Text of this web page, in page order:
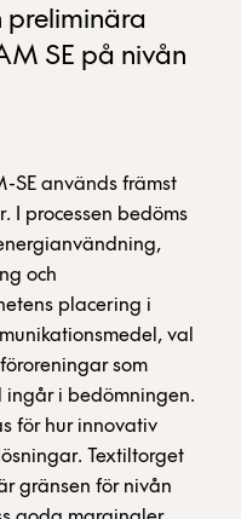
preliminära
SE på nivån
SE används främst
I processen bedöms
och
placering i
val
som
i bedömningen.
för hur innovativ
Textiltorget
gränsen för nivån